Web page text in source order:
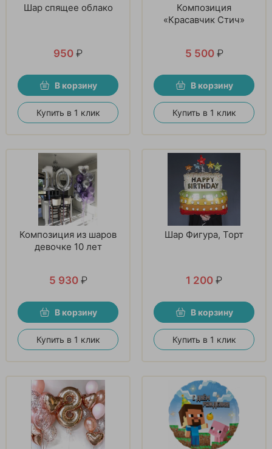
Шар спящее облако
950 ₽
В корзину
Купить в 1 клик
Композиция
«Красавчик Стич»
5 500 ₽
В корзину
Купить в 1 клик
Композиция из шаров
девочке 10 лет
5 930 ₽
В корзину
Купить в 1 клик
Шар Фигура, Торт
1 200 ₽
В корзину
Купить в 1 клик